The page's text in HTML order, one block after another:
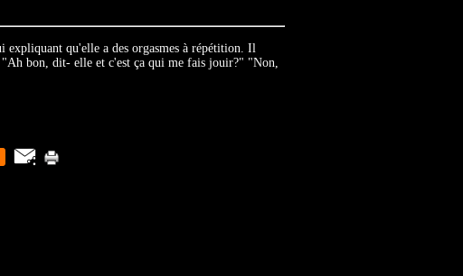
expliquant qu'elle a des orgasmes à répétition. Il
bon, dit- elle et c'est ça qui me fais jouir?" "Non,